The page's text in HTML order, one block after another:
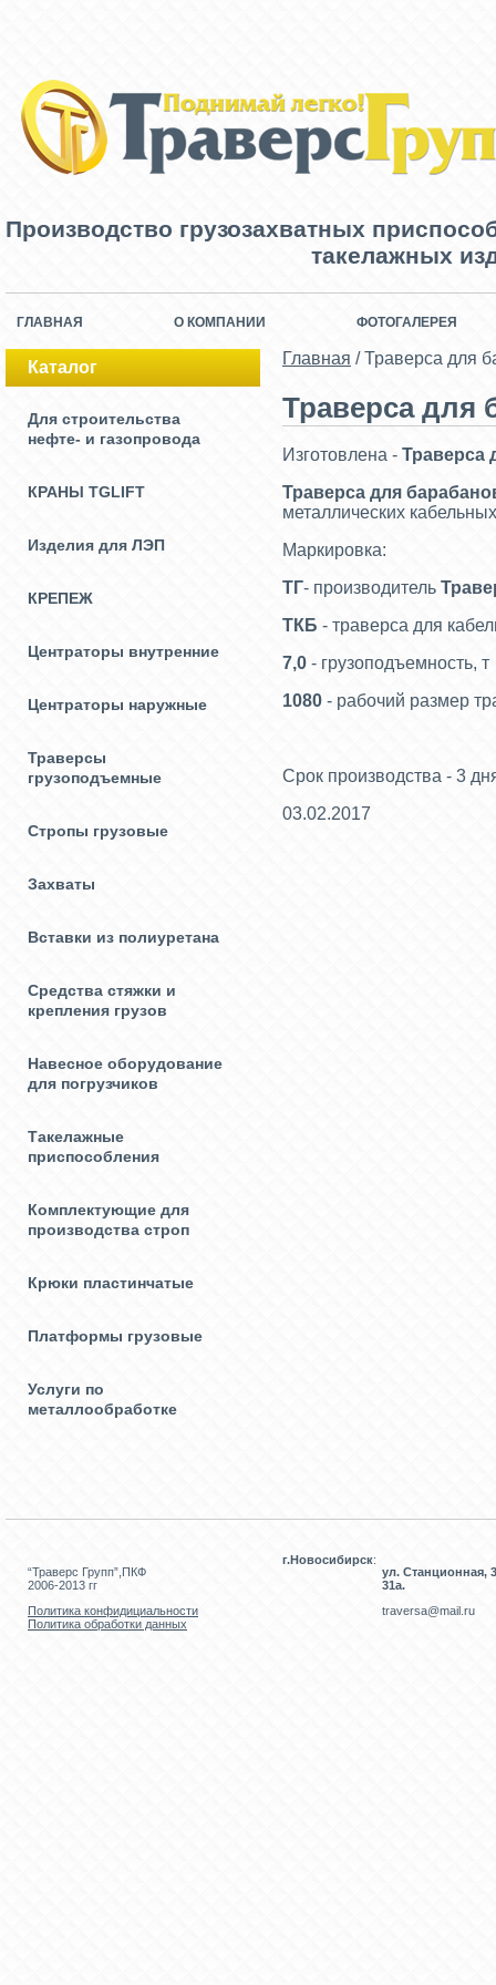
Производство грузозахватных
такелажных
ГЛАВНАЯ О КОМПАНИИ ФОТОГАЛЕРЕЯ
Каталог
Для строительства
нефте- и газопровода
КРАНЫ TGLIFT
Изделия для ЛЭП
КРЕПЕЖ
Центраторы внутренние
Центраторы наружные
Траверсы
грузоподъемные
Стропы грузовые
Захваты
Вставки из полиуретана
Средства стяжки и
крепления грузов
Навесное оборудование
для погрузчиков
Такелажные
приспособления
Комплектующие для
производства строп
Крюки пластинчатые
Платформы грузовые
Услуги по
металлообработке
Главная /Траверса для
Траверса для
Изготовлена - Траверса
Траверса для
металлических
Маркировка:
ТГ- производитель
ТКБ - траверса для
7,0 - грузоподъемность, т
1080 - рабочий размер
Срок производства - 3
03.02.2017
“Траверс Групп”,ПКФ
2006-2013 гг
Политика конфидициальности
Политика обработки данных
г.Новосибирск:
ул. Станционная,
31а.
traversa@mail.ru